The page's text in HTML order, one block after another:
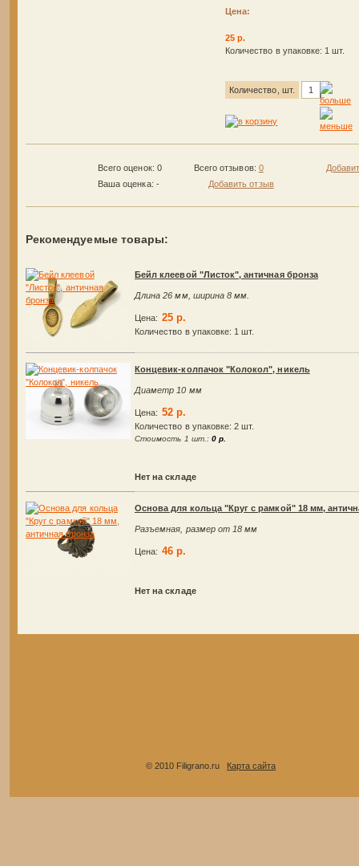
Цена:
25 р.
Количество в упаковке: 1 шт.
Количество, шт.
Всего оценок: 0
Ваша оценка: -
Всего отзывов: 0
Добавить отзыв
Рекомендуемые товары:
Бейл клеевой "Листок", античная бронза
Длина 26 мм, ширина 8 мм.
Цена: 25 р.
Количество в упаковке: 1 шт.
Концевик-колпачок "Колокол", никель
Диаметр 10 мм
Цена: 52 р.
Количество в упаковке: 2 шт.
Стоимость 1 шт.: 0 р.
Нет на складе
Основа для кольца "Круг с рамкой" 18 мм,
Разъемная, размер от 18 мм
Цена: 46 р.
Нет на складе
© 2010 Filigrano.ru Карта сайта